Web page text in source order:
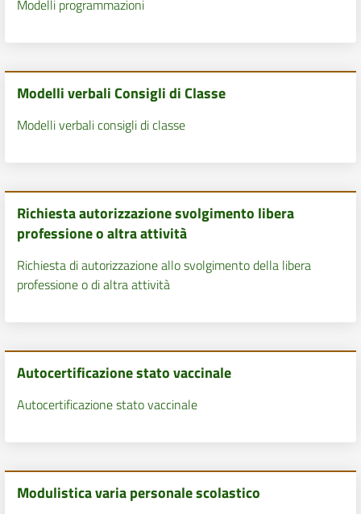
Modelli programmazioni
Modelli verbali Consigli di Classe
Modelli verbali consigli di classe
Richiesta autorizzazione svolgimento libera
professione o altra attività
Richiesta di autorizzazione allo svolgimento della libera
professione o di altra attività
Autocertificazione stato vaccinale
Autocertificazione stato vaccinale
Modulistica varia personale scolastico